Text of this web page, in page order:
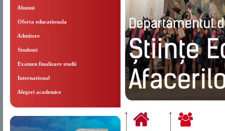
Alumni
Oferta educationala
Admitere
Studenti
Examen finalizare studii
International
Alegeri academice